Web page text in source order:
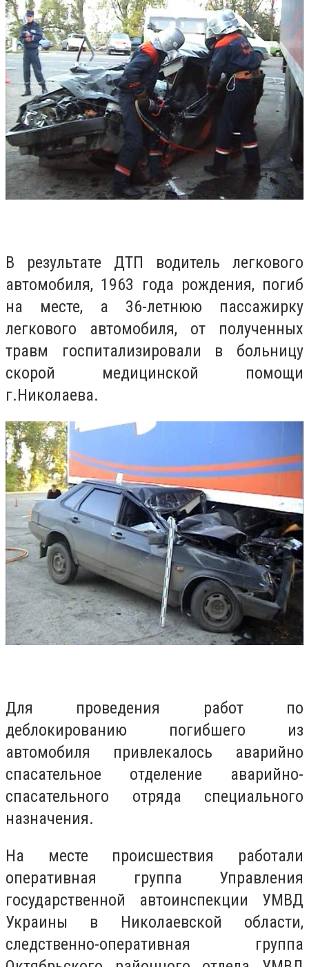
В результате ДТП водитель легкового
автомобиля, 1963 года рождения, погиб
на месте, а 36-летнюю пассажирку
легкового автомобиля, от полученных
травм госпитализировали в больницу
скорой медицинской помощи
г.Николаева.
Для проведения работ по
деблокированию погибшего из
автомобиля привлекалось аварийно
спасательное отделение аварийно-
спасательного отряда специального
назначения.
На месте происшествия работали
оперативная группа Управления
государственной автоинспекции УМВД
Украины в Николаевской области,
следственно-оперативная группа